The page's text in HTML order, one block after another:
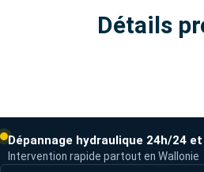
Détails
Dépannage hydraulique 24h/24
Intervention rapide partout en Wallonie